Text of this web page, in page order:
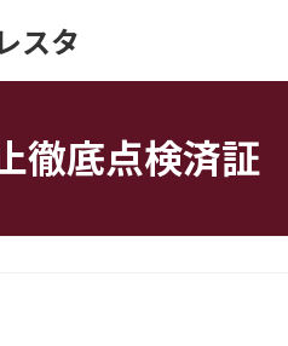
スタ
徹底点検済証